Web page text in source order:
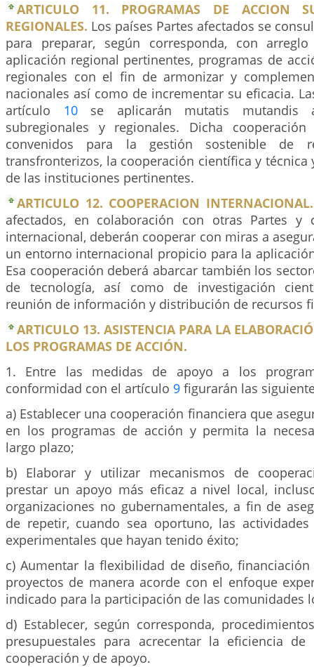
ARTICULO 11. PROGRAMAS DE ACCION
REGIONALES. Los países Partes afectados se
para preparar, según corresponda, con
aplicación regional pertinentes, programas de
regionales con el fin de armonizar y
nacionales así como de incrementar su eficacia.
artículo
10se aplicarán mutatis mutandis
subregionales y regionales. Dicha
convenidos para la gestión sostenible de
transfronterizos, la cooperación científica y
de las instituciones pertinentes.
ARTICULO 12. COOPERACION INTERNACIONAL.
afectados, en colaboración con otras Partes y
internacional, deberán cooperar con miras a
un entorno internacional propicio para la
Esa cooperación deberá abarcar también los
de tecnología, así como de investigación
reunión de información y distribución de recursos
ARTICULO 13. ASISTENCIA PARA LA
LOS PROGRAMAS DE ACCIÓN.
1. Entre las medidas de apoyo a los
conformidad con el artículo 9 figurarán las
a) Establecer una cooperación financiera que
en los programas de acción y permita la
largo plazo;
b) Elaborar y utilizar mecanismos de
prestar un apoyo más eficaz a nivel local,
organizaciones no gubernamentales, a fin de
de repetir, cuando sea oportuno, las
experimentales que hayan tenido éxito;
c) Aumentar la flexibilidad de diseño,
proyectos de manera acorde con el enfoque
indicado para la participación de las comunidades
d) Establecer, según corresponda,
presupuestales para acrecentar la eficiencia
cooperación y de apoyo.